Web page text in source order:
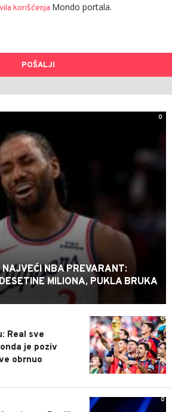
korišćenja Mondo portala.
POŠALJI
0
NBA PREVARANT:
MILIONA, PUKLA BRUKA
0
Real sve
je poziv
obrnuo
0